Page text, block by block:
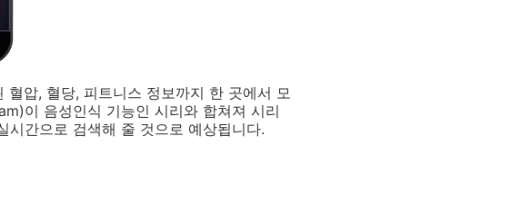
압, 혈당, 피트니스 정보까지 한 곳에서 모
이 음성인식 기능인 시리와 합쳐져 시리
시간으로 검색해 줄 것으로 예상됩니다.